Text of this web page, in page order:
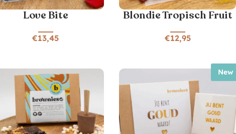
Love Bite
€13,45
Blondie Tropisch Fruit
€12,95
New